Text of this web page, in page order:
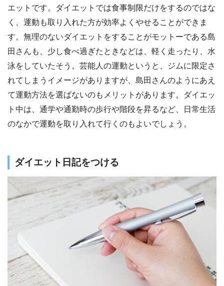
エットです。ダイエットでは食事制限だけをするのではな
く、運動も取り入れた方が効率よくやせることができま
す。無理のないダイエットをすることがモットーである島
田さんも、少し食べ過ぎたときなどは、軽く走ったり、水
泳をしていたそう。芸能人の運動というと、ジムに限定さ
れてしまうイメージがありますが、島田さんのようにあえ
て運動方法を選ばないのもメリットがあります。ダイエッ
ト中は、通学や通勤時の歩行や階段を昇るなど、日常生活
のなかで運動を取り入れて行くのもよいでしょう。
ダイエット日記をつける